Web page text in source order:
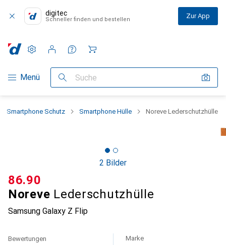
digitec
Schneller finden und bestellen Zur App
Navigation nach Kategorien
Menü Suche
Einstellungen
Kundenkonto
Vergleichslisten
Merklisten
Warenkorb
Smartphone Schutz Smartphone Hülle Noreve Lederschutzhülle
2 Bilder
Noreve Lederschutzhülle
Samsung Galaxy Z Flip
CHF
86.90
Bewertungen Marke